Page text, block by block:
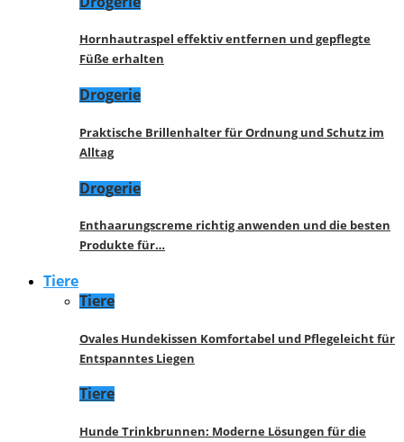
Hornhautraspel effektiv entfernen und gepflegte
Füße erhalten
Drogerie
Praktische Brillenhalter für Ordnung und Schutz im
Alltag
Drogerie
Enthaarungscreme richtig anwenden und die besten
Produkte für…
Tiere
Tiere
Ovales Hundekissen Komfortabel und Pflegeleicht für
Entspanntes Liegen
Tiere
Hunde Trinkbrunnen: Moderne Lösungen für die